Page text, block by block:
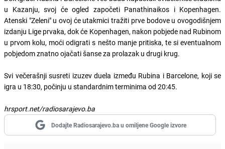
u Kazanju, svoj će ogled započeti Panathinaikos i Kopenhagen.
Atenski "Zeleni" u ovoj će utakmici tražiti prve bodove u ovogodišnjem
izdanju Lige prvaka, dok će Kopenhagen, nakon pobjede nad Rubinom
u prvom kolu, moći odigrati s nešto manje pritiska, te si eventualnom
pobjedom znatno ojačati šanse za prolazak u drugi krug.
Svi večerašnji susreti izuzev duela između Rubina i Barcelone, koji se
igra u 18:30, počinju u standardnim terminima od 20:45.
hrsport.net/radiosarajevo.ba
Dodajte Radiosarajevo.ba u omiljene Google izvore